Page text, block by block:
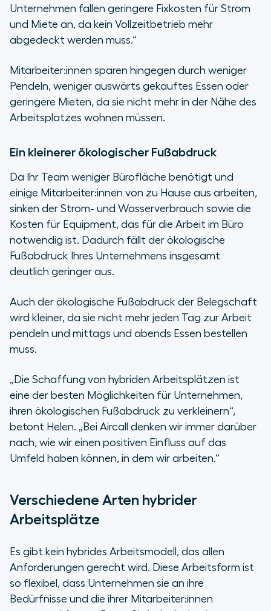
Unternehmen fallen geringere Fixkosten für Strom
und Miete an, da kein Vollzeitbetrieb mehr
abgedeckt werden muss.“
Mitarbeiter:innen sparen hingegen durch weniger
Pendeln, weniger auswärts gekauftes Essen oder
geringere Mieten, da sie nicht mehr in der Nähe des
Arbeitsplatzes wohnen müssen.
Ein kleinerer ökologischer Fußabdruck
Da Ihr Team weniger Bürofläche benötigt und
einige Mitarbeiter:innen von zu Hause aus arbeiten,
sinken der Strom- und Wasserverbrauch sowie die
Kosten für Equipment, das für die Arbeit im Büro
notwendig ist. Dadurch fällt der ökologische
Fußabdruck Ihres Unternehmens insgesamt
deutlich geringer aus.
Auch der ökologische Fußabdruck der Belegschaft
wird kleiner, da sie nicht mehr jeden Tag zur Arbeit
pendeln und mittags und abends Essen bestellen
muss.
„Die Schaffung von hybriden Arbeitsplätzen ist
eine der besten Möglichkeiten für Unternehmen,
ihren ökologischen Fußabdruck zu verkleinern“,
betont Helen. „Bei Aircall denken wir immer darüber
nach, wie wir einen positiven Einfluss auf das
Umfeld haben können, in dem wir arbeiten.“
Verschiedene Arten hybrider
Arbeitsplätze
Es gibt kein hybrides Arbeitsmodell, das allen
Anforderungen gerecht wird. Diese Arbeitsform ist
so flexibel, dass Unternehmen sie an ihre
Bedürfnisse und die ihrer Mitarbeiter:innen